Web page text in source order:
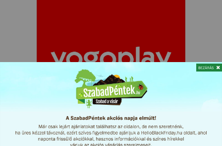
Termékek szülőknek, csecsemőknek, gyermekeknek.